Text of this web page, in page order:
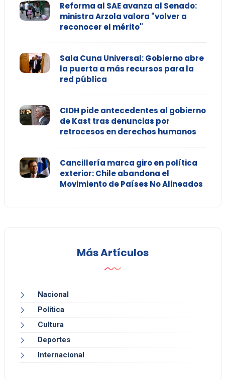
Reforma al SAE avanza al Senado:
ministra Arzola valora "volver a
reconocer el mérito"
Sala Cuna Universal: Gobierno abre
la puerta a más recursos para la
red pública
CIDH pide antecedentes al gobierno
de Kast tras denuncias por
retrocesos en derechos humanos
Cancillería marca giro en política
exterior: Chile abandona el
Movimiento de Países No Alineados
Más Artículos
Nacional
Política
Cultura
Deportes
Internacional